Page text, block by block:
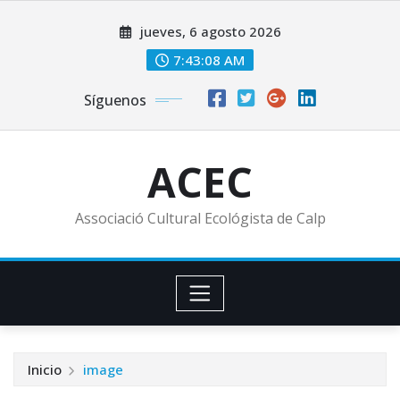
jueves, 6 agosto 2026
7:43:10 AM
Síguenos
ACEC
Associació Cultural Ecológista de Calp
Inicio image